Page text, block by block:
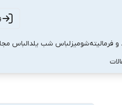
فرمالیتهشومیزلباس شب یلدالباس